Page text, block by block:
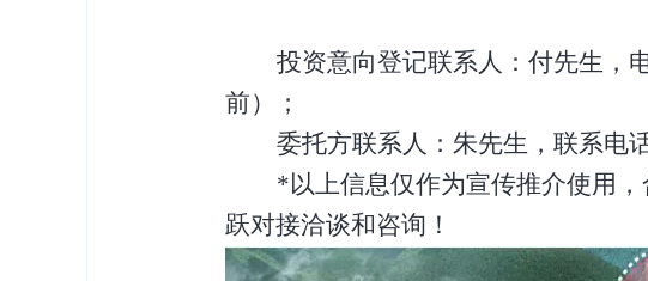
投资意向登记联系人：付先生，
前）；
委托方联系人：朱先生，联系电
*以上信息仅作为宣传推介使用
跃对接洽谈和咨询！